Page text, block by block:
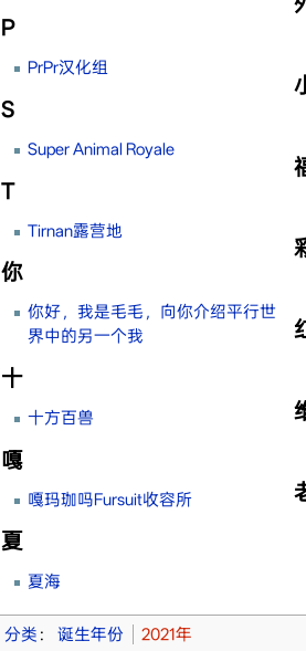
P
PrPr汉化组
S
Super Animal Royale
T
Tirnan露营地
你
你好，我是毛毛，向你介绍平行世
界中的另一个我
十
十方百兽
嘎
嘎玛珈吗Fursuit收容所
夏
夏海
分类 ： 诞生年份 2021年